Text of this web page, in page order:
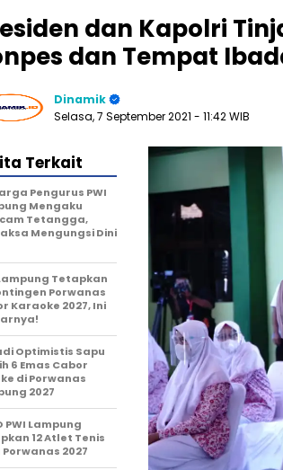
dan Kapolri
dan Tempat
Dinamik
Selasa, 7 September 2021 - 11:42 WIB
Terkait
Pengurus PWI
Mengaku
Tetangga,
Mengungsi Dini
Tetapkan
Porwanas
Karaoke 2027, Ini
Optimistis Sapu
6 Emas Cabor
di Porwanas
2027
PWI Lampung
12 Atlet Tenis
Porwanas 2027